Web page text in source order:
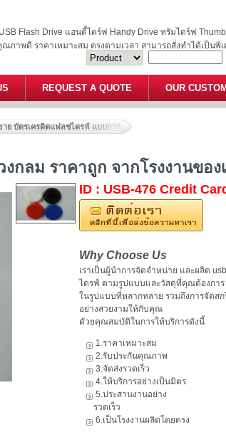
Flash Drive แฮนดี้ไดร์ฟ Handy Drive ทรัมไดร์ฟ
ภาพดี ราคาเหมาะสม ตรงตามเวลา สามารถสั่งทำได้เป็นพิ
REQUEST A QUOTE OUR
าย บัตรเครดิตแฟลชไดรฟ์ แบบการ์ด รูปวงกลม ราคาถูก จากโรงงา
ลม ราคาถูก จากโรงงานของ
ID : USB-476 Credit
Why Choose Us
เราเป็นผู้นำการจัดจำหน่าย และผลิต
ไดรฟ์ ตามรูปแบบและวัสดุที่คุณต้องการ
ในรูปแบบที่หลากหลาย รวมถึงการจัดสก
อย่างสวยงามให้กับคุณ
ดัวยคุณสมบัติในการให้บริการดังนี้
1.ราคาเหมาะสม
2.รับประกันคุณภาพ
3.จัดส่งรวดเร็ว
4.ให้บริการอย่างเป็นมิตร
5.ประสานงานอย่าง
รวดเร็ว
6.เป็นโรงงานผลิตโดยตรง